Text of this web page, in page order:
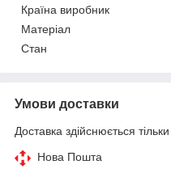
Країна виробник
Матеріал
Стан
Умови доставки
Доставка здійснюється
Нова Пошта